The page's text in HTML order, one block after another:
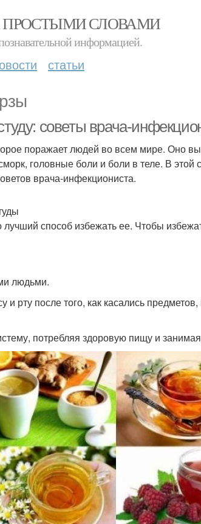
ПРОСТЫМИ СЛОВАМИ
информацией.
статьи
советы врача-
поражает людей во всем мире. Оно
головные боли и боли в теле. В этой
врача-инфекциониста.
способ избежать ее. Чтобы
людьми.
и рту после того, как касались
потребляя здоровую пищу и